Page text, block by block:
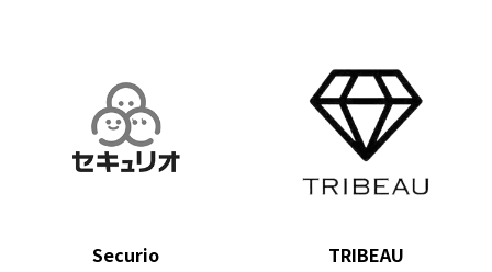
Securio
TRIBEAU